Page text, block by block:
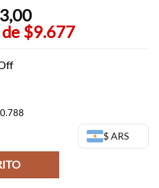
El
precio
$9.677
$ ARS
Vol 3 cantidad